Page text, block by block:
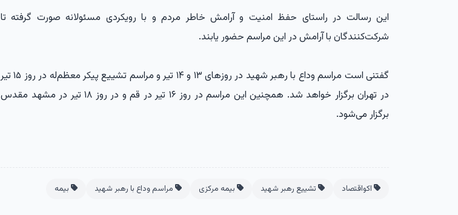
این رسالت در راستای حفظ امنیت و آرامش خاطر مردم و با رویکردی مسئولانه صورت گرفته تا
شرکت‌کنندگان با آرامش در این مراسم حضور یابند.
گفتنی است مراسم وداع با رهبر شهید در روزهای ۱۳ و ۱۴ تیر و مراسم تشییع پیکر معظم‌له در روز ۱۵ تیر
در تهران برگزار خواهد شد. همچنین این مراسم در روز ۱۶ تیر در قم و در روز ۱۸ تیر در مشهد مقدس
برگزار می‌شود.
اکواقتصاد تشییع رهبر شهید بیمه مرکزی مراسم وداع با رهبر شهید بیمه